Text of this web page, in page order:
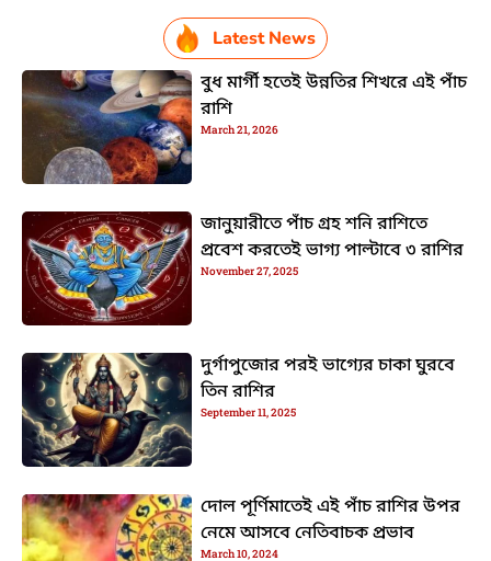
Latest News
বুধ মার্গী হতেই উন্নতির শিখরে এই পাঁচ
রাশি
March 21, 2026
জানুয়ারীতে পাঁচ গ্রহ শনি রাশিতে
প্রবেশ করতেই ভাগ্য পাল্টাবে ৩ রাশির
November 27, 2025
দুর্গাপুজোর পরই ভাগ্যের চাকা ঘুরবে
তিন রাশির
September 11, 2025
দোল পূর্ণিমাতেই এই পাঁচ রাশির উপর
নেমে আসবে নেতিবাচক প্রভাব
March 10, 2024